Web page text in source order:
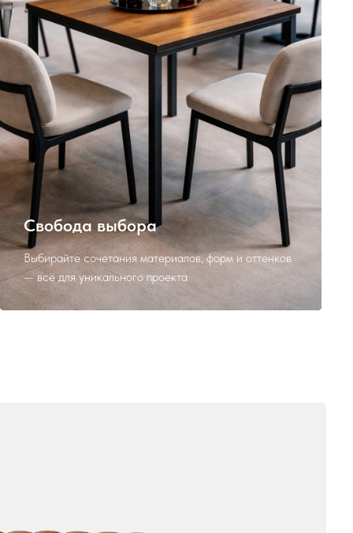
Свобода выбора
Выбирайте сочетания материалов, форм и оттенков
— всё для уникального проекта